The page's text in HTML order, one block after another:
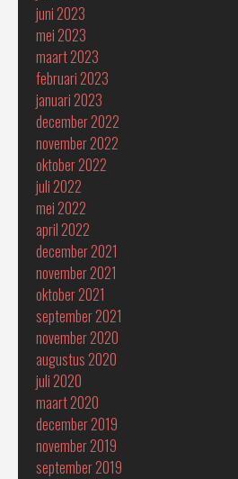
juni 2023
mei 2023
maart 2023
februari 2023
januari 2023
december 2022
november 2022
oktober 2022
juli 2022
mei 2022
april 2022
december 2021
november 2021
oktober 2021
september 2021
november 2020
augustus 2020
juli 2020
maart 2020
december 2019
november 2019
september 2019